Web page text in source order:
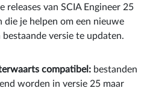
releases van SCIA Engineer 25
die je helpen om een nieuwe
versie te updaten.
compatibel​: bestanden
worden in versie 25 maar